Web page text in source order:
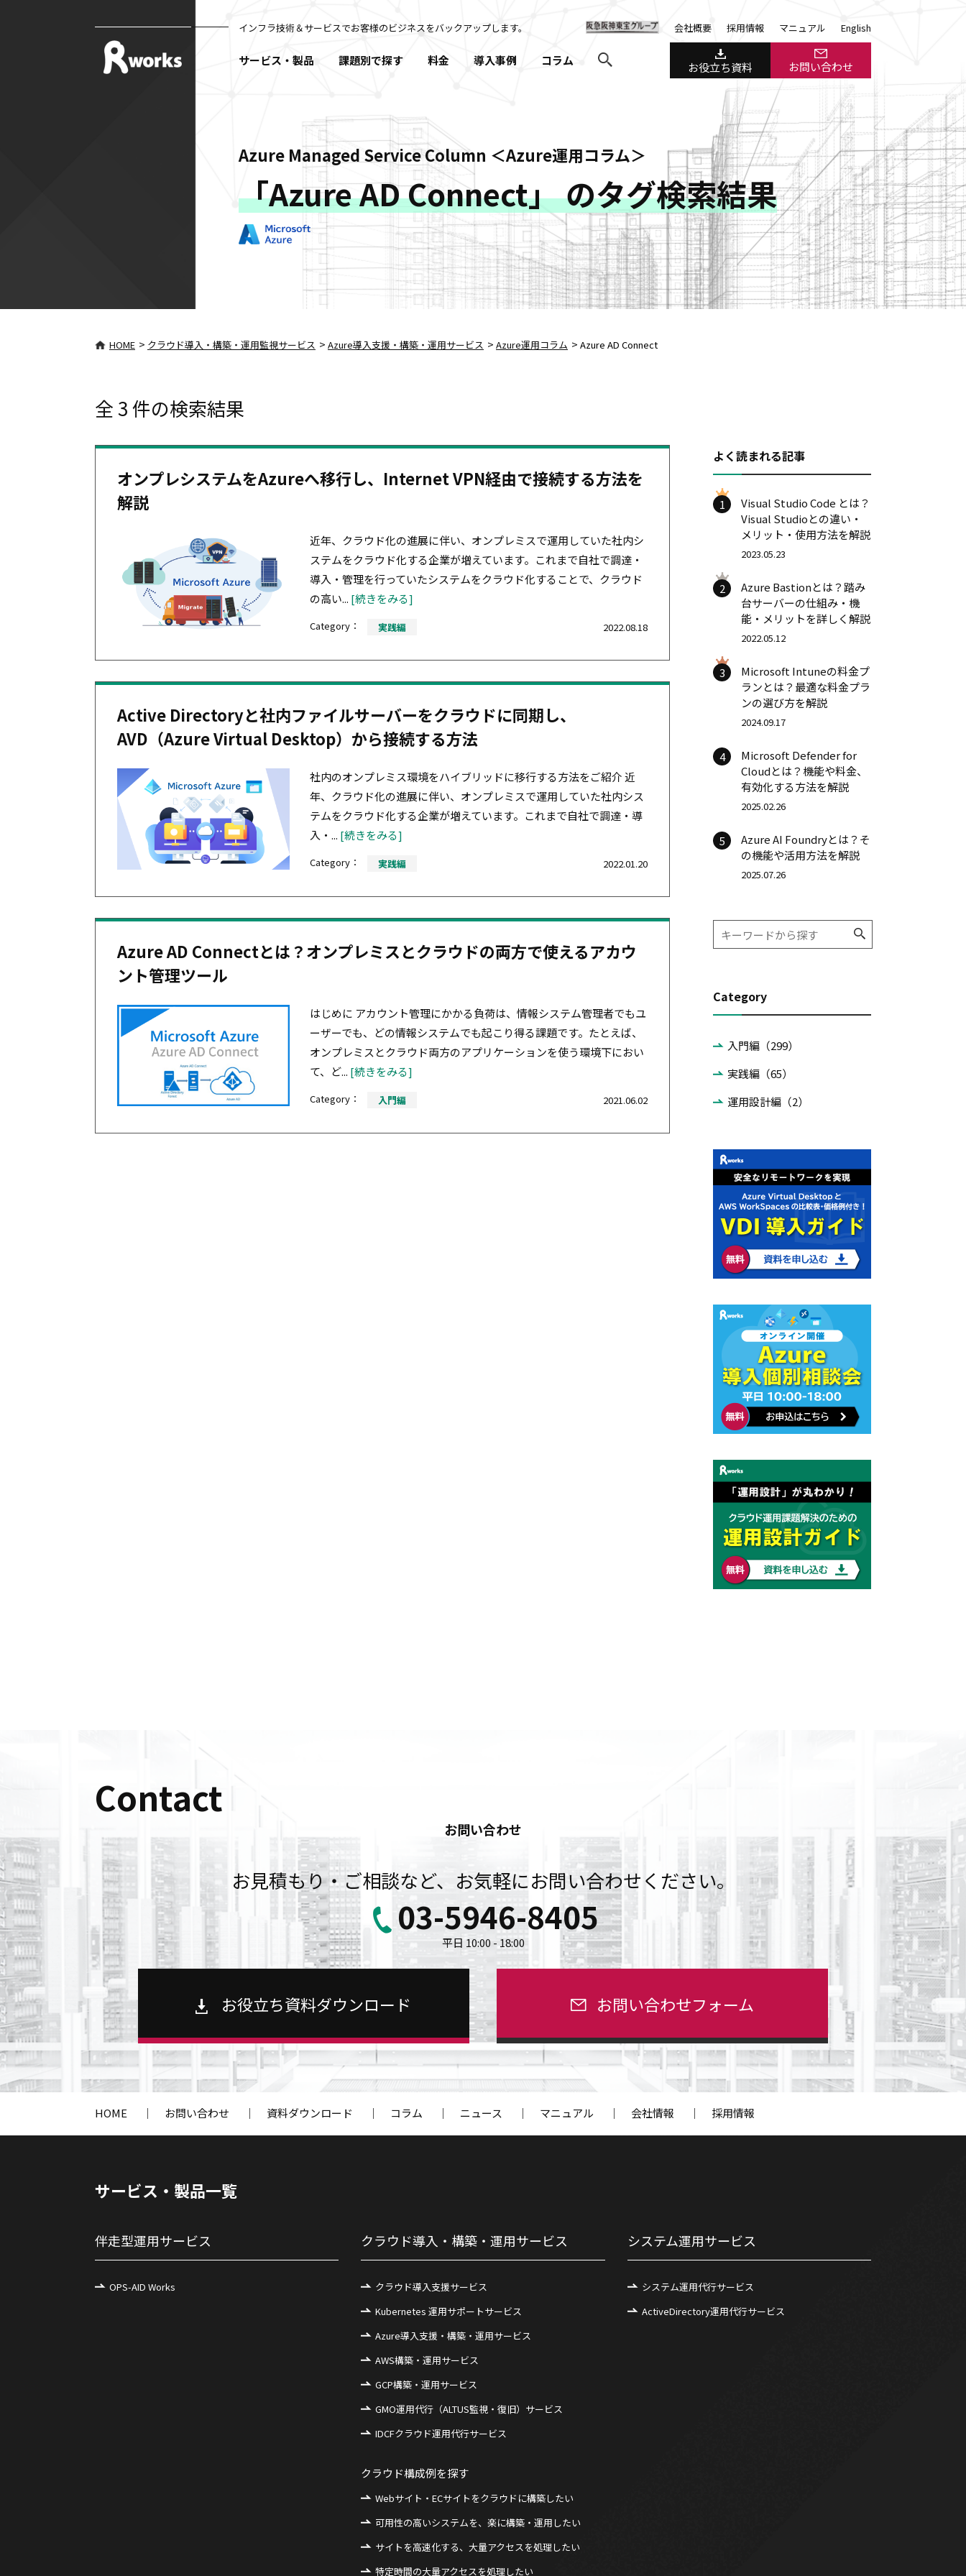
インフラ技術＆サービスでお客様のビジネスをバックアップします。 会社概要 採用情報 マニュアル English
サービス・製品 課題別で探す 料金 導入事例 コラム お役立ち資料 お問い合わせ
Azure Managed Service Column ＜Azure運用コラム＞
「Azure AD Connect」 のタグ検索結果
HOME > クラウド導入・構築・運用監視サービス > Azure導入支援・構築・運用サービス > Azure運用コラム > Azure AD Connect
全 3 件の検索結果
オンプレシステムをAzureへ移行し、Internet VPN経由で接続する方法を
解説
近年、クラウド化の進展に伴い、オンプレミスで運用していた社内シ
ステムをクラウド化する企業が増えています。これまで自社で調達・
導入・管理を行っていたシステムをクラウド化することで、クラウド
の高い... [続きをみる]
Category： 実践編 2022.08.18
Active Directoryと社内ファイルサーバーをクラウドに同期し、
AVD（Azure Virtual Desktop）から接続する方法
社内のオンプレミス環境をハイブリッドに移行する方法をご紹介 近
年、クラウド化の進展に伴い、オンプレミスで運用していた社内シス
テムをクラウド化する企業が増えています。これまで自社で調達・導
入・... [続きをみる]
Category： 実践編 2022.01.20
Azure AD Connectとは？オンプレミスとクラウドの両方で使えるアカウ
ント管理ツール
はじめに アカウント管理にかかる負荷は、情報システム管理者でもユ
ーザーでも、どの情報システムでも起こり得る課題です。たとえば、
オンプレミスとクラウド両方のアプリケーションを使う環境下におい
て、ど... [続きをみる]
Category： 入門編 2021.06.02
よく読まれる記事
1
Visual Studio Code とは？
Visual Studioとの違い・
メリット・使用方法を解説
2023.05.23
2
Azure Bastionとは？踏み
台サーバーの仕組み・機
能・メリットを詳しく解説
2022.05.12
3
Microsoft Intuneの料金プ
ランとは？最適な料金プラ
ンの選び方を解説
2024.09.17
4
Microsoft Defender for
Cloudとは？機能や料金、
有効化する方法を解説
2025.02.26
5
Azure AI Foundryとは？そ
の機能や活用方法を解説
2025.07.26
Category
入門編（299）
実践編（65）
運用設計編（2）
Contact
お問い合わせ
お見積もり・ご相談など、お気軽にお問い合わせください。
03-5946-8405
平日 10:00 - 18:00
お役立ち資料ダウンロード お問い合わせフォーム
HOME ｜ お問い合わせ ｜ 資料ダウンロード ｜ コラム ｜ ニュース ｜ マニュアル ｜ 会社情報 ｜ 採用情報
サービス・製品一覧
伴走型運用サービス
OPS-AID Works
クラウド導入・構築・運用サービス
クラウド導入支援サービス
Kubernetes 運用サポートサービス
Azure導入支援・構築・運用サービス
AWS構築・運用サービス
GCP構築・運用サービス
GMO運用代行（ALTUS監視・復旧）サービス
IDCFクラウド運用代行サービス
クラウド構成例を探す
Webサイト・ECサイトをクラウドに構築したい
可用性の高いシステムを、楽に構築・運用したい
サイトを高速化する、大量アクセスを処理したい
特定時間の大量アクセスを処理したい
システム運用サービス
システム運用代行サービス
ActiveDirectory運用代行サービス